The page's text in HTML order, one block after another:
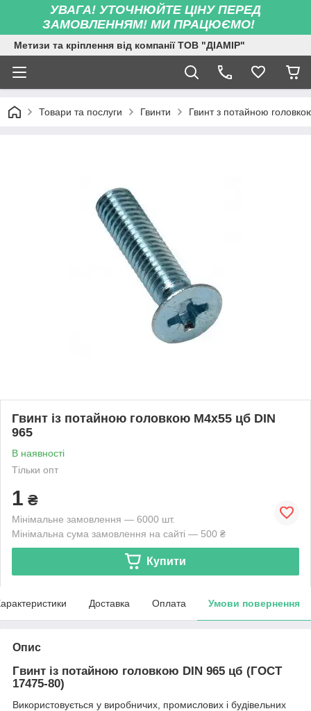
УВАГА! УТОЧНЮЙТЕ ЦІНУ ПЕРЕД
ЗАМОВЛЕННЯМ! МИ ПРАЦЮЄМО!
Метизи та кріплення від компанії ТОВ "ДІАМІР"
Товари та послуги Гвинти Гвинт з потайною
Гвинт із потайною головкою М4х55 цб DIN
965
В наявності
Тільки опт
1 ₴
Мінімальне замовлення — 6000 шт.
Мінімальна сума замовлення на сайті — 500 ₴
Купити
Доставка Оплата Умови повернення
Опис
Гвинт із потайною головкою DIN 965 цб (ГОСТ
17475-80)
Використовується у виробничих, промислових і будівельних